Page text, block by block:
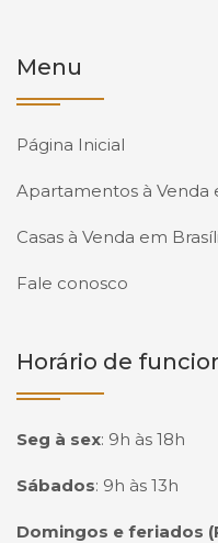
Menu
Página Inicial
Apartamentos à Venda
Casas à Venda em
Fale conosco
Horário de
Seg à sex: 9h às 18h
Sábados: 9h às 13h
Domingos e feriados